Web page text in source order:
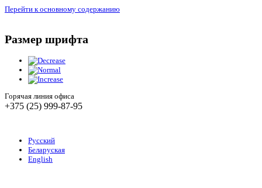
Перейти к основному содержанию
Размер шрифта
Горячая линия офиса
+375 (25) 999-87-95
Русский
Беларуская
English